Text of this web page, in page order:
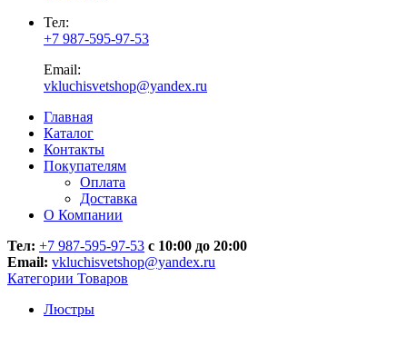
Тел:
+7 987-595-97-53
Email:
vkluchisvetshop@yandex.ru
Главная
Каталог
Контакты
Покупателям
Оплата
Доставка
О Компании
Тел: +7 987-595-97-53 с 10:00 до 20:00
Email: vkluchisvetshop@yandex.ru
Категории Товаров
Люстры